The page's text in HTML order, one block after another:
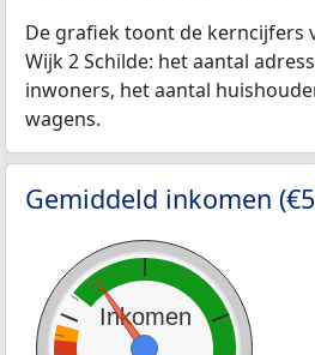
De grafiek toont de kerncijfers
Wijk 2 Schilde: het aantal
inwoners, het aantal
wagens.
Gemiddeld inkomen
Inkomen